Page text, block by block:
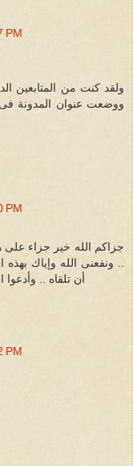
PM
ولقد كنت من المتابعين
ووضعت عنوان المدونة
PM
جزاكم الله خير جزاء على
.. ونفعنى الله وإياك
أن تلقاه ..
PM